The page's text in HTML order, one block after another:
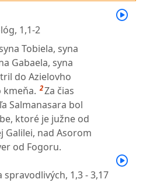
1,1-2
Tobiela, syna
Gabaela, syna
do Azielovho
2Za čias
Salmanasara bol
ktoré je južne od
Galilei, nad Asorom
od Fogoru.
spravodlivých, 1,3 - 3,17